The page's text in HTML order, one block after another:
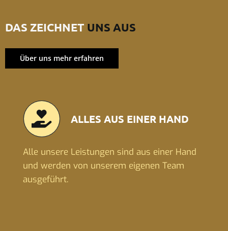
DAS ZEICHNET UNS AUS
Über uns mehr erfahren
ALLES AUS EINER HAND
Alle unsere Leistungen sind aus einer Hand
und werden von unserem eigenen Team
ausgeführt.